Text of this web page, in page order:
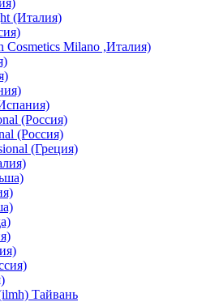
(Италия)
Cosmetics Milano ,Италия)
(Россия)
(Россия)
(Греция)
Тайвань